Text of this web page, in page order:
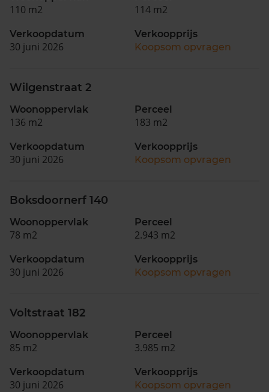
110 m2 114 m2
Verkoopdatum
30 juni 2026
Verkoopprijs
Koopsom opvragen
Wilgenstraat 2
Woonoppervlak
136 m2
Perceel
183 m2
Verkoopdatum
30 juni 2026
Verkoopprijs
Koopsom opvragen
Boksdoornerf 140
Woonoppervlak
78 m2
Perceel
2.943 m2
Verkoopdatum
30 juni 2026
Verkoopprijs
Koopsom opvragen
Voltstraat 182
Woonoppervlak
85 m2
Perceel
3.985 m2
Verkoopdatum
30 juni 2026
Verkoopprijs
Koopsom opvragen